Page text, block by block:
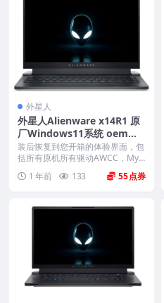
外星人
外星人Alienware x14R1 原
厂Windows11系统 oem系
统 带F12 SupportAssist OS
Recovery恢复
装后恢复到您开箱的体验界面，包
括所有原机所有驱动AWCC，Myd
1 年前 133 55